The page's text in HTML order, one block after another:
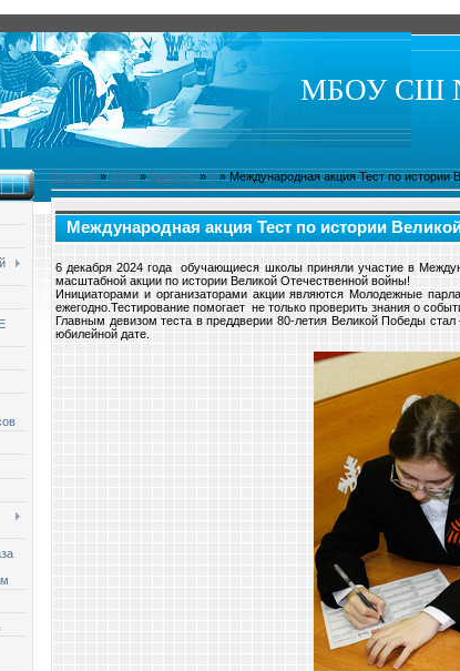
МБОУ СШ
Главная»2024 » Декабрь » 6» Международная акция Тест по истории
Международная акция Тест по истории
6 декабря 2024 года обучающиеся школы приняли участие в
масштабной акции по истории Великой Отечественной войны!
Инициаторами и организаторами акции являются Молодежные
ежегодно.Тестирование помогает не только проверить знания о
Главным девизом теста в преддверии 80-летия Великой Победы
юбилейной дате.